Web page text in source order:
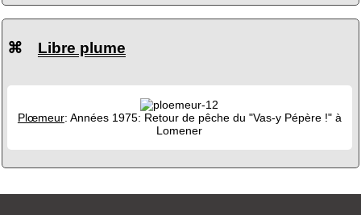
⌘ Libre plume
Plœmeur: Années 1975: Retour de pêche du "Vas-y Pépère !" à
Lomener